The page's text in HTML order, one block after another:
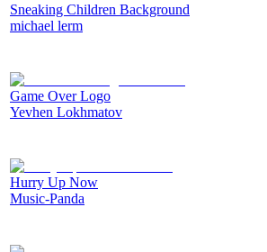
Sneaking Children Background
michael lerm
Game Over Logo
Yevhen Lokhmatov
Hurry Up Now
Music-Panda